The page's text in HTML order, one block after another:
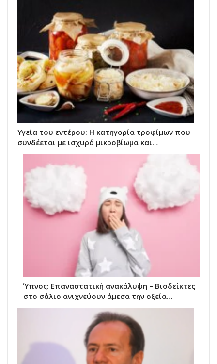
Υγεία του εντέρου: Η κατηγορία τροφίμων που
συνδέεται με ισχυρό μικροβίωμα και…
Ύπνος: Επαναστατική ανακάλυψη – Βιοδείκτες
στο σάλιο ανιχνεύουν άμεσα την οξεία…